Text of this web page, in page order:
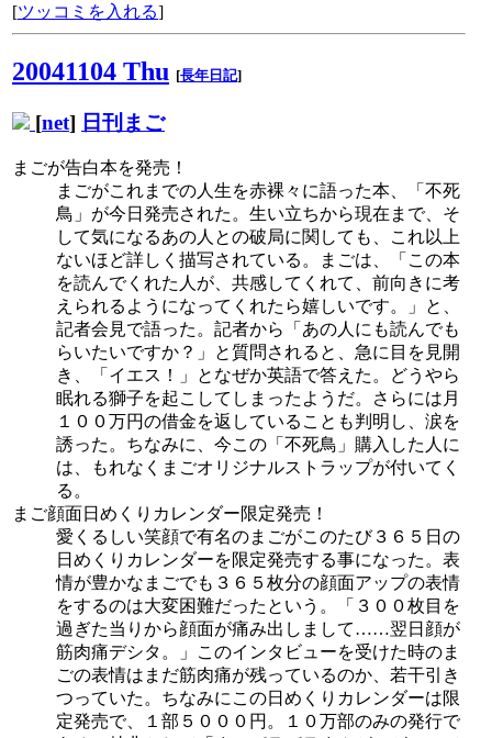
[ツッコミを入れる]
20041104 Thu [長年日記]
[net] 日刊まご
まごが告白本を発売！
まごがこれまでの人生を赤裸々に語った本、「不死
鳥」が今日発売された。生い立ちから現在まで、そ
して気になるあの人との破局に関しても、これ以上
ないほど詳しく描写されている。まごは、「この本
を読んでくれた人が、共感してくれて、前向きに考
えられるようになってくれたら嬉しいです。」と、
記者会見で語った。記者から「あの人にも読んでも
らいたいですか？」と質問されると、急に目を見開
き、「イエス！」となぜか英語で答えた。どうやら
眠れる獅子を起こしてしまったようだ。さらには月
１００万円の借金を返していることも判明し、涙を
誘った。ちなみに、今この「不死鳥」購入した人に
は、もれなくまごオリジナルストラップが付いてく
る。
まご顔面日めくりカレンダー限定発売！
愛くるしい笑顔で有名のまごがこのたび３６５日の
日めくりカレンダーを限定発売する事になった。表
情が豊かなまごでも３６５枚分の顔面アップの表情
をするのは大変困難だったという。「３００枚目を
過ぎた当りから顔面が痛み出しまして……翌日顔が
筋肉痛デシタ。」このインタビューを受けた時のま
ごの表情はまだ筋肉痛が残っているのか、若干引き
つっていた。ちなみにこの日めくりカレンダーは限
定発売で、１部５０００円。１０万部のみの発行で